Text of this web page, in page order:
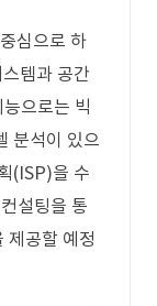
심으로 하
템과 공간
으로는 빅
분석이 있으
(ISP)을 수
설팅을 통
제공할 예정